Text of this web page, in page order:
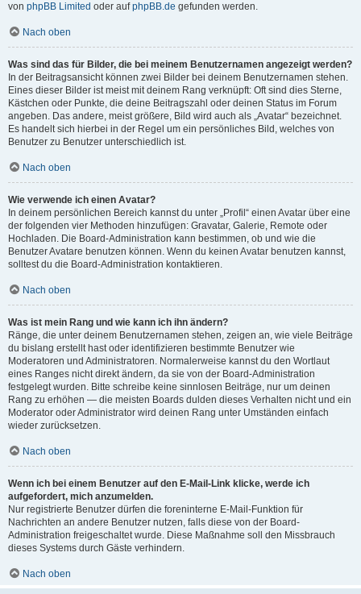
von phpBB Limited oder aufphpBB.de gefunden werden.
Nach oben
Was sind das für Bilder, die bei meinem Benutzernamen angezeigt werden?
In der Beitragsansicht können zwei Bilder bei deinem Benutzernamen stehen.
Eines dieser Bilder ist meist mit deinem Rang verknüpft: Oft sind dies Sterne,
Kästchen oder Punkte, die deine Beitragszahl oder deinen Status im Forum
angeben. Das andere, meist größere, Bild wird auch als „Avatar“ bezeichnet.
Es handelt sich hierbei in der Regel um ein persönliches Bild, welches von
Benutzer zu Benutzer unterschiedlich ist.
Nach oben
Wie verwende ich einen Avatar?
In deinem persönlichen Bereich kannst du unter „Profil“ einen Avatar über eine
der folgenden vier Methoden hinzufügen: Gravatar, Galerie, Remote oder
Hochladen. Die Board-Administration kann bestimmen, ob und wie die
Benutzer Avatare benutzen können. Wenn du keinen Avatar benutzen kannst,
solltest du die Board-Administration kontaktieren.
Nach oben
Was ist mein Rang und wie kann ich ihn ändern?
Ränge, die unter deinem Benutzernamen stehen, zeigen an, wie viele Beiträge
du bislang erstellt hast oder identifizieren bestimmte Benutzer wie
Moderatoren und Administratoren. Normalerweise kannst du den Wortlaut
eines Ranges nicht direkt ändern, da sie von der Board-Administration
festgelegt wurden. Bitte schreibe keine sinnlosen Beiträge, nur um deinen
Rang zu erhöhen — die meisten Boards dulden dieses Verhalten nicht und ein
Moderator oder Administrator wird deinen Rang unter Umständen einfach
wieder zurücksetzen.
Nach oben
Wenn ich bei einem Benutzer auf den E-Mail-Link klicke, werde ich
aufgefordert, mich anzumelden.
Nur registrierte Benutzer dürfen die foreninterne E-Mail-Funktion für
Nachrichten an andere Benutzer nutzen, falls diese von der Board-
Administration freigeschaltet wurde. Diese Maßnahme soll den Missbrauch
dieses Systems durch Gäste verhindern.
Nach oben